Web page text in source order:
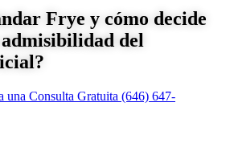
Frye y cómo decide
del
una Consulta Gratuita (646) 647-